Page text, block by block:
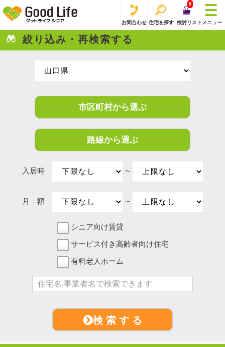
お問合わせ 住宅を探す
0
検討リスト メニュー
絞り込み・再検索する
市区町村から選ぶ
路線から選ぶ
入居時 〜
月 額 〜
シニア向け賃貸
サービス付き高齢者向け住宅
有料老人ホーム
検 索 す る